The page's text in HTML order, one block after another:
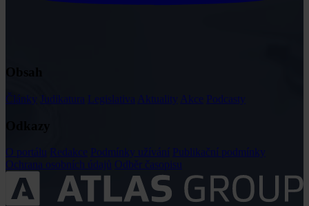
Články Judikatura Legislativa Aktuality Akce Podcasty
O portálu Redakce Podmínky užívání Publikační podmínky
Ochrana osobních údajů Odběr časopisu